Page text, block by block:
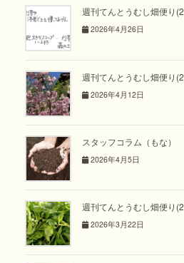
週刊てんとうむし畑便り
2026年4月26日
週刊てんとうむし畑便り
2026年4月12日
スタッフコラム（もな）
2026年4月5日
週刊てんとうむし畑便り
2026年3月22日